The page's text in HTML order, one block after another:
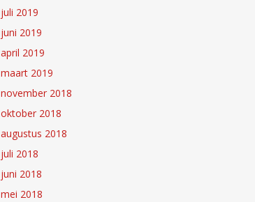
juli 2019
juni 2019
april 2019
maart 2019
november 2018
oktober 2018
augustus 2018
juli 2018
juni 2018
mei 2018